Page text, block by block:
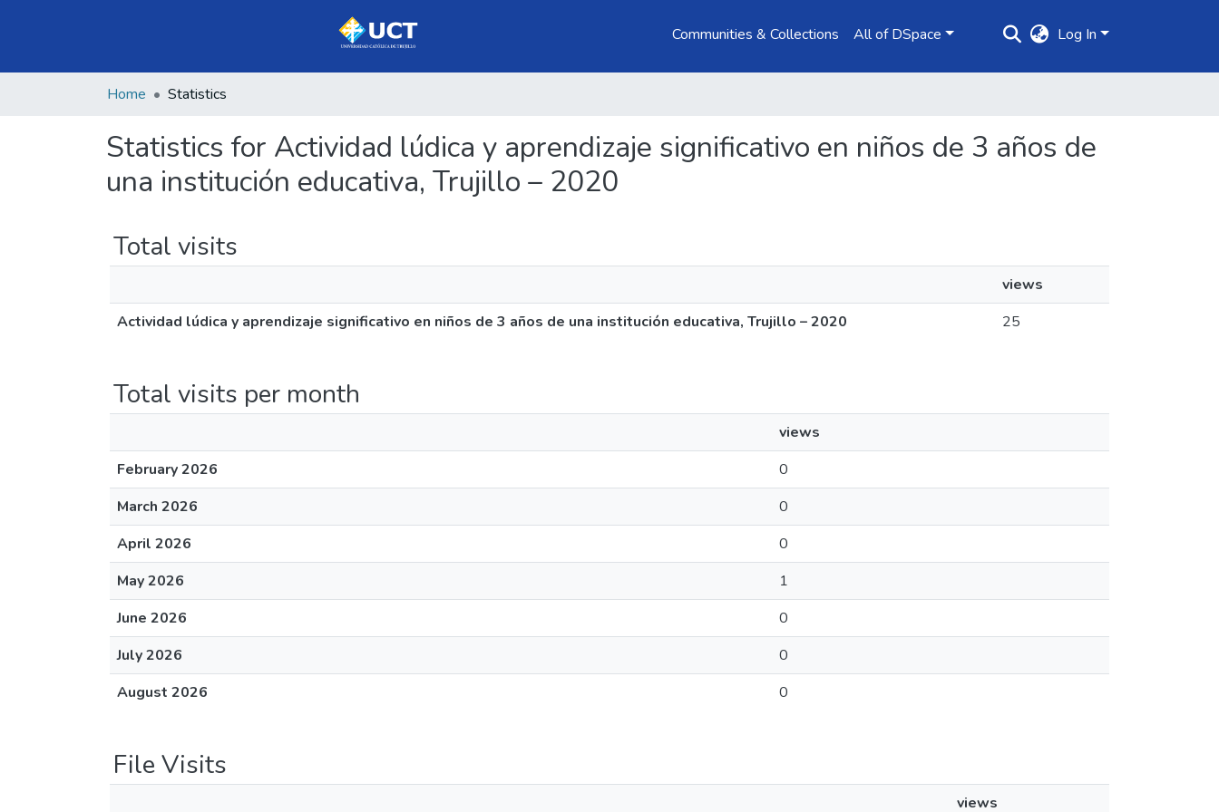
Communities & Collections All of DSpace Log In
Home Statistics
Statistics for Actividad lúdica y aprendizaje significativo en niños de 3 años de
una institución educativa, Trujillo – 2020
Total visits
views
Actividad lúdica y aprendizaje significativo en niños de 3 años de una institución educativa, Trujillo – 2020
25
Total visits per month
views
February 2026
0
March 2026
0
April 2026
0
May 2026
1
June 2026
0
July 2026
0
August 2026
0
File Visits
views